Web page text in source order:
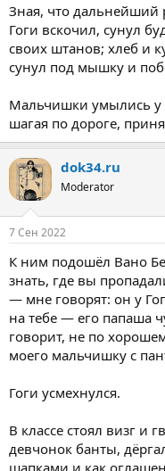
Зная, что дальнейший
Гоги вскочил, сунул
своих штанов; хлеб и
сунул под мышку и
Мальчишки умылись у
шагая по дороге,
dok34.ru
Moderator
7 Сен 2022
К ним подошёл Вано
знать, где вы
— мне говорят: он у
на тебе — его папаша
говорит, не по
моего мальчишку с
Гоги усмехнулся.
В классе стоял визг и
девчонок банты,
шапками и как